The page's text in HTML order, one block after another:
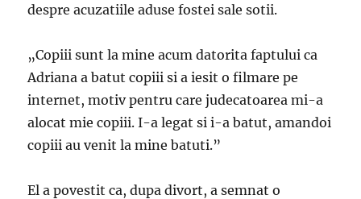
despre acuzatiile aduse fostei sale sotii.
„Copiii sunt la mine acum datorita faptului ca
Adriana a batut copiii si a iesit o filmare pe
internet, motiv pentru care judecatoarea mi-a
alocat mie copiii. I-a legat si i-a batut, amandoi
copiii au venit la mine batuti.”
El a povestit ca, dupa divort, a semnat o